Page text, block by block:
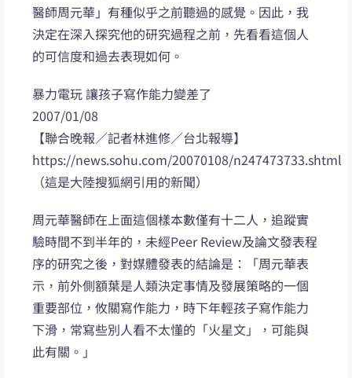
醫師周元華」有種似乎之前聽過的感覺。因此，我
決定在深入探究他的研究過程之前，先看看這個人
的可信度和過去表現如何。
暴力電玩 讓孩子寫作能力變差了
2007/01/08
【聯合晚報／記者林進修／台北報導】
https://news.sohu.com/20070108/n247473733.shtml
（這是大陸搜狐網引用的新聞）
周元華醫師在上面這個樣本數僅有十二人，追蹤實
驗時間不到半年的，未經Peer Review及論文發表程
序的研究之後，對媒體發表的結論是：「周元華表
示，前外側額葉是人類決定事情及發展策略的一個
重要部位，攸關寫作能力，時下年輕孩子寫作能力
下滑，常寫些別人看不太懂的「火星文」，可能與
此有關。」